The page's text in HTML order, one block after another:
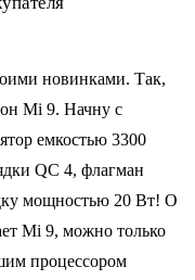
новинками. Так,
Mi 9. Начну с
емкостью 3300
QС 4, флагман
мощностью 20 Вт! О
Mi 9, можно только
процессором